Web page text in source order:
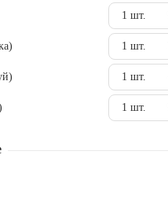
1 шт.
1 шт.
1 шт.
1 шт.